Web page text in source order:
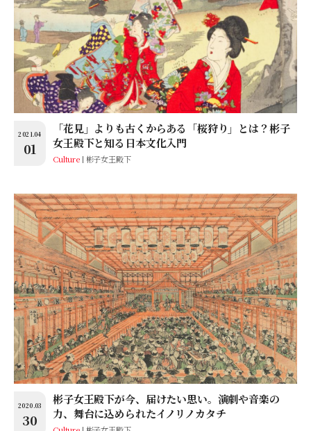
2021.04
01
「花見」よりも古くからある「桜狩り」とは？彬子
女王殿下と知る日本文化入門
Culture 彬子女王殿下
2020.03
30
彬子女王殿下が今、届けたい思い。演劇や音楽の
力、舞台に込められたイノリノカタチ